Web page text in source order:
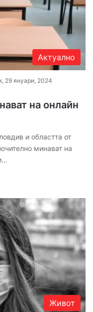
Актуално
29 януари, 2024
на онлайн
и областта от
минават на
Живот